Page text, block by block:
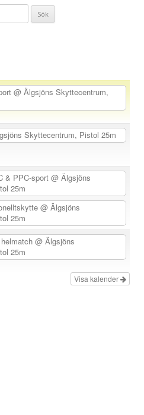
@ Älgsjöns Skyttecentrum,
Skyttecentrum, Pistol 25m
& PPC-sport @ Älgsjöns
25m
@ Älgsjöns
25m
@ Älgsjöns
25m
Visa kalender